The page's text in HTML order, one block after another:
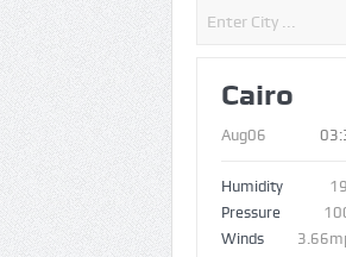
Cairo
Aug06
Humidity
Pressure
Winds